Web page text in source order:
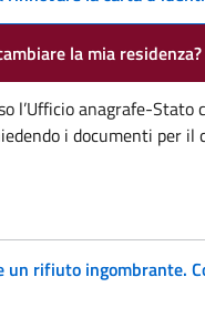
la mia residenza?
l’Ufficio anagrafe-Stato
i documenti per il
un rifiuto ingombrante.